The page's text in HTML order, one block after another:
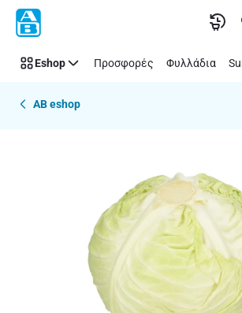
Παράλειψη
Eshop Προσφορές Φυλλάδια
AB eshop